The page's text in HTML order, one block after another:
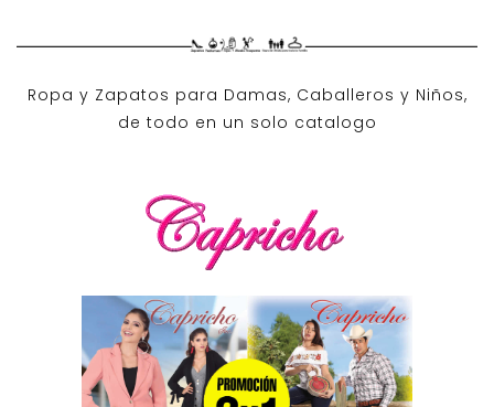
Ropa y Zapatos para Damas, Caballeros y Niños,
de todo en un solo catalogo